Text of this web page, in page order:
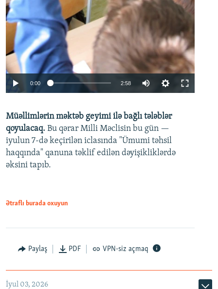
Auto 240p 360p 480p
720p 1080p
0:00 2:58
360p
480p
720p
Müəllimlərin məktəb geyimi ilə bağlı tələblər
qoyulacaq. Bu qərar Milli Məclisin bu gün —
iyulun 7-də keçirilən iclasında "Ümumi təhsil
haqqında" qanuna təklif edilən dəyişikliklərdə
əksini tapıb.
Ətraflı burada oxuyun
Paylaş PDF VPN-siz açmaq
İyul 03, 2026